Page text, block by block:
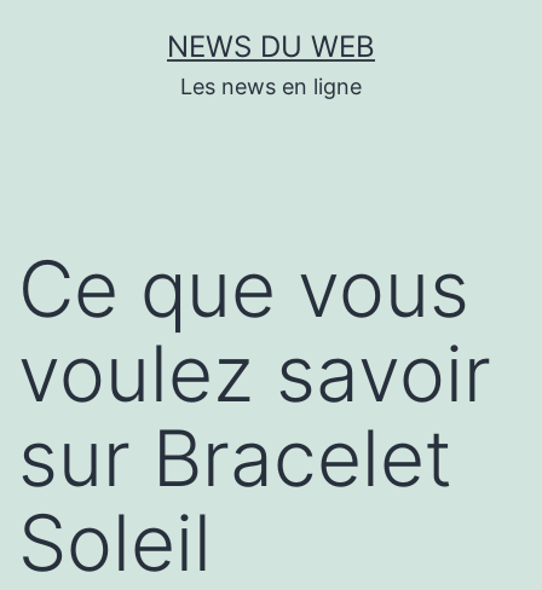
NEWS DU WEB
Les news en ligne
Ce que vous
voulez savoir
sur Bracelet
Soleil